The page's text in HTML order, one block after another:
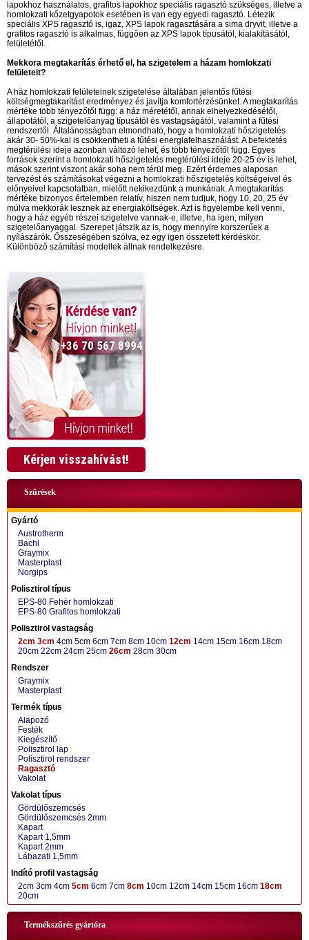
lapokhoz használatos, grafitos lapokhoz speciális ragasztó szükséges, illetve a
homlokzati kőzetgyapotok esetében is van egy egyedi ragasztó. Létezik
speciális XPS ragasztó is, igaz, XPS lapok ragasztására a sima dryvit, illetve a
grafitos ragasztó is alkalmas, függően az XPS lapok típusától, kialakításától,
felületétől.
Mekkora megtakarítás érhető el, ha szigetelem a házam homlokzati
felületeit?
A ház homlokzati felületeinek szigetelése általában jelentős fűtési
költségmegtakarítást eredményez és javítja komfortérzésünket. A megtakarítás
mértéke több tényezőtől függ: a ház méretétől, annak elhelyezkedésétől,
állapotától, a szigetelőanyag típusától és vastagságától, valamint a fűtési
rendszertől. Általánosságban elmondható, hogy a homlokzati hőszigetelés
akár 30- 50%-kal is csökkentheti a fűtési energiafelhasználást. A befektetés
megtérülési ideje azonban változó lehet, és több tényezőtől függ. Egyes
források szerint a homlokzati hőszigetelés megtérülési ideje 20-25 év is lehet,
mások szerint viszont akár soha nem térül meg. Ezért érdemes alaposan
tervezést és számításokat végezni a homlokzati hőszigetelés költségeivel és
előnyeivel kapcsolatban, mielőtt nekikezdünk a munkának. A megtakarítás
mértéke bizonyos értelemben relatív, hiszen nem tudjuk, hogy 10, 20, 25 év
múlva mekkorák lesznek az energiaköltségek. Azt is figyelembe kell venni,
hogy a ház egyéb részei szigetelve vannak-e, illetve, ha igen, milyen
szigetelőanyaggal. Szerepet játszik az is, hogy mennyire korszerűek a
nyílászárók. Összeségében szólva, ez egy igen összetett kérdéskör.
Különböző számítási modellek állnak rendelkezésre.
+36 70 567 8994
+36 70 424 0199
Kérjen visszahívást!
Szűrések
Gyártó
Austrotherm
Bachl
Graymix
Masterplast
Norgips
Polisztirol típus
EPS-80 Fehér homlokzati
EPS-80 Grafitos homlokzati
Polisztirol vastagság
2cm 3cm 4cm 5cm 6cm 7cm 8cm 10cm 12cm 14cm 15cm 16cm 18cm
20cm 22cm 24cm 25cm 26cm 28cm 30cm
Rendszer
Graymix
Masterplast
Termék típus
Alapozó
Festék
Kiegészítő
Polisztirol lap
Polisztirol rendszer
Ragasztó
Vakolat
Vakolat típus
Gördülőszemcsés
Gördülőszemcsés 2mm
Kapart
Kapart 1,5mm
Kapart 2mm
Lábazati 1,5mm
Indító profil vastagság
2cm 3cm 4cm 5cm 6cm 7cm 8cm 10cm 12cm 14cm 15cm 16cm 18cm
20cm
Termékszűrés gyártóra